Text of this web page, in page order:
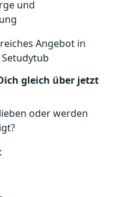
und
Angebot in
gleich über jetzt
oder werden